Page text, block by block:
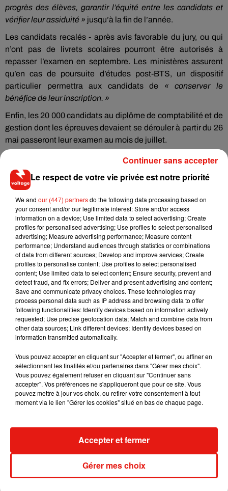
progrès des élèves, garantir l’équité entre les candidats et
vérifier leur assiduité » jusqu’à la fin de l’année.
Les candidats recalés - après avis favorable du jury, ou qui
n’ont pas de livrets scolaires pourront être autorisés à
repasser l’examen en septembre. Les ministères assurent
qu’en cas de poursuite d’études post-BTS, un dispositif
particulier permettra aux candidats de « conserver le
bénéfice de leur inscription. »
Enfin, les 20 000 candidats au diplôme de comptabilité et de
gestion dont les épreuves devaient se dérouler à partir du 26
mai passeront leur examen au mois de juillet.
Musique
RÜFÜS DU SOL annonce un nouvel
album après sa tournée mondiale
7 août 2026
Angèle et Amélie Lens dévoilent leur
collaboration tant attendue
6 août 2026
Il y a 10 ans, DJ Snake changeait de
dimension avec son premier...
3 août 2026
leur mixtape créée en...
Le respect de votre vie privée est notre priorité
We and our (447) partnersdo the following data processing based on
your consent and/or our legitimate interest: Store and/or access
information on a device; Use limited data to select advertising; Create
profiles for personalised advertising; Use profiles to select personalised
advertising; Measure advertising performance; Measure content
performance; Understand audiences through statistics or combinations
of data from different sources; Develop and improve services; Create
profiles to personalise content; Use profiles to select personalised
content; Use limited data to select content; Ensure security, prevent and
detect fraud, and fix errors; Deliver and present advertising and content;
Save and communicate privacy choices. These technologies may
process personal data such as IP address and browsing data to offer
following functionalities: Identify devices based on information actively
requested; Use precise geolocation data; Match and combine data from
other data sources; Link different devices; Identify devices based on
information transmitted automatically.
Vous pouvez accepter en cliquant sur "Accepter et fermer", ou affiner en
sélectionnant les finalités et/ou partenaires dans "Gérer mes choix".
Vous pouvez également refuser en cliquant sur "Continuer sans
accepter". Vos préférences ne s'appliqueront que pour ce site. Vous
pouvez mettre à jour vos choix, ou retirer votre consentement à tout
moment via le lien "Gérer les cookies" situé en bas de chaque page.
Gérer mes choix
Accepter et fermer
Continuer sans accepter